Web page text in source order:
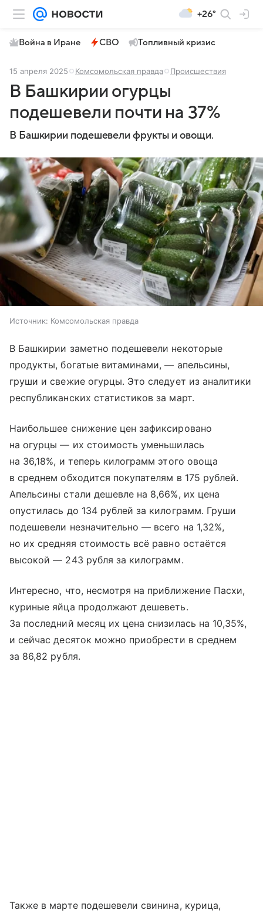
+26°
Война в Иране СВО Топливный кризис
15 апреля 2025 Комсомольская правда Происшествия
В Башкирии огурцы
подешевели почти на 37%
В Башкирии подешевели фрукты и овощи.
Источник: Комсомольская правда
В Башкирии заметно подешевели некоторые
продукты, богатые витаминами, — апельсины,
груши и свежие огурцы. Это следует из аналитики
республиканских статистиков за март.
Наибольшее снижение цен зафиксировано
на огурцы — их стоимость уменьшилась
на 36,18%, и теперь килограмм этого овоща
в среднем обходится покупателям в 175 рублей.
Апельсины стали дешевле на 8,66%, их цена
опустилась до 134 рублей за килограмм. Груши
подешевели незначительно — всего на 1,32%,
но их средняя стоимость всё равно остаётся
высокой — 243 рубля за килограмм.
Интересно, что, несмотря на приближение Пасхи,
куриные яйца продолжают дешеветь.
За последний месяц их цена снизилась на 10,35%,
и сейчас десяток можно приобрести в среднем
за 86,82 рубля.
Также в марте подешевели свинина, курица,